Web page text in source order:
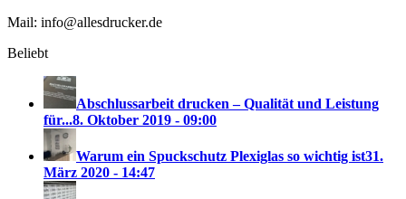
Mail: info@allesdrucker.de
Beliebt
Abschlussarbeit drucken – Qualität und Leistung
für...8. Oktober 2019 - 09:00
Warum ein Spuckschutz Plexiglas so wichtig ist31.
März 2020 - 14:47